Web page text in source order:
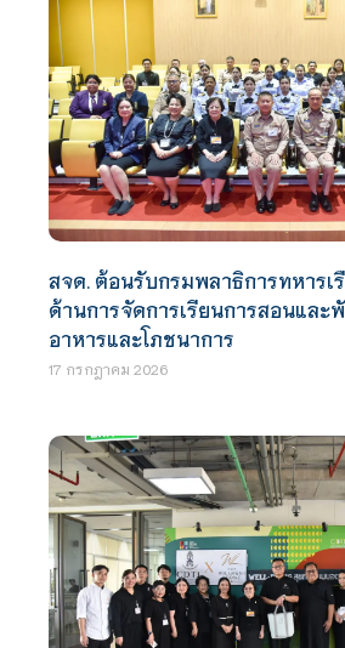
สจด. ต้อนรับกรมพลาธิการทหารเ
ด้านการจัดการเรียนการสอนแล
อาหารและโภชนาการ
17 กรกฎาคม 2026